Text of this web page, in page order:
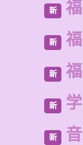
新
新
新
新
新